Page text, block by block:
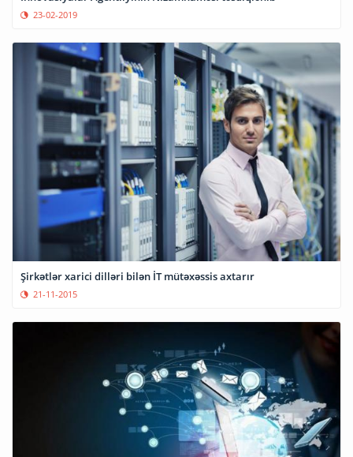
23-02-2019
Şirkətlər xarici dilləri bilən İT mütəxəssis axtarır
21-11-2015